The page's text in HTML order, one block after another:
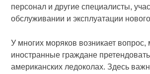
персонал и другие специалисты,
обслуживании и эксплуатации
У многих моряков возникает вопрос,
иностранные граждане
американских ледоколах. Здесь